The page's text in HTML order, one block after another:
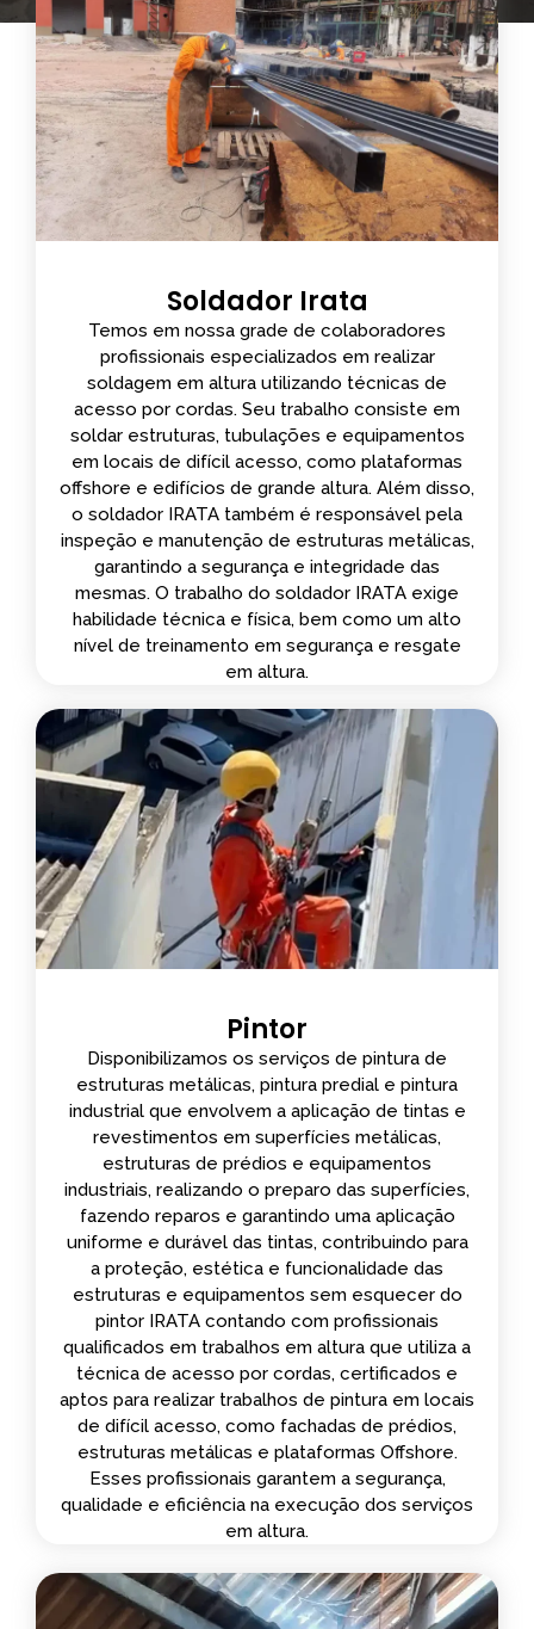
Soldador Irata
Temos em nossa grade de colaboradores
profissionais especializados em realizar
soldagem em altura utilizando técnicas de
acesso por cordas. Seu trabalho consiste em
soldar estruturas, tubulações e equipamentos
em locais de difícil acesso, como plataformas
offshore e edifícios de grande altura. Além disso,
o soldador IRATA também é responsável pela
inspeção e manutenção de estruturas metálicas,
garantindo a segurança e integridade das
mesmas. O trabalho do soldador IRATA exige
habilidade técnica e física, bem como um alto
nível de treinamento em segurança e resgate
em altura.
Pintor
Disponibilizamos os serviços de pintura de
estruturas metálicas, pintura predial e pintura
industrial que envolvem a aplicação de tintas e
revestimentos em superfícies metálicas,
estruturas de prédios e equipamentos
industriais, realizando o preparo das superfícies,
fazendo reparos e garantindo uma aplicação
uniforme e durável das tintas, contribuindo para
a proteção, estética e funcionalidade das
estruturas e equipamentos sem esquecer do
pintor IRATA contando com profissionais
qualificados em trabalhos em altura que utiliza a
técnica de acesso por cordas, certificados e
aptos para realizar trabalhos de pintura em locais
de difícil acesso, como fachadas de prédios,
estruturas metálicas e plataformas Offshore.
Esses profissionais garantem a segurança,
qualidade e eficiência na execução dos serviços
em altura.